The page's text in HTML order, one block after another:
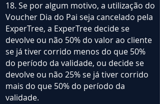
18. Se por algum motivo, a utilização do
Voucher Dia do Pai seja cancelado pela
ExperTree, a ExperTree decide se
devolve ou não 50% do valor ao cliente
se já tiver corrido menos do que 50%
do período da validade, ou decide se
devolve ou não 25% se já tiver corrido
mais do que 50% do período da
validade.